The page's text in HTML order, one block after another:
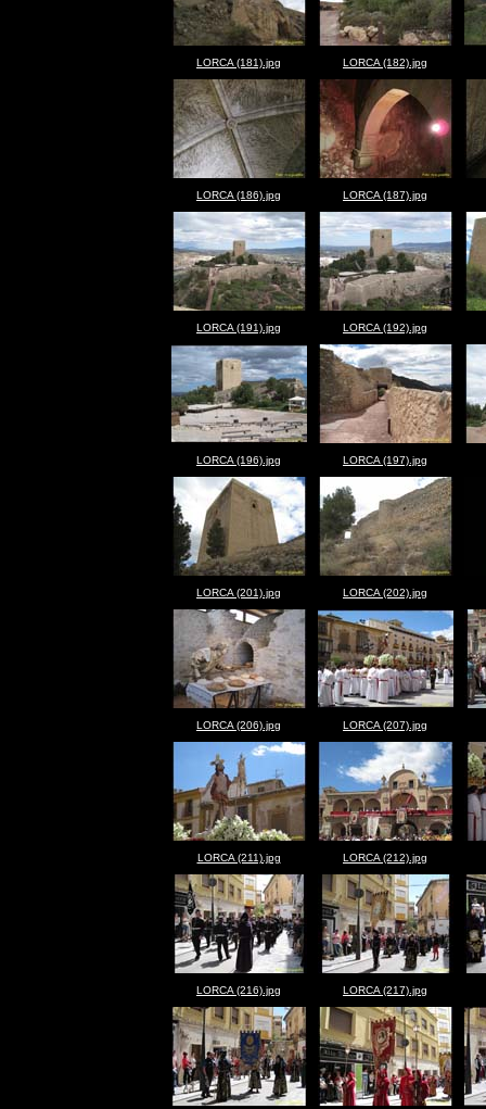
LORCA (181).jpg LORCA (182).jpg
LORCA (186).jpg LORCA (187).jpg
LORCA (191).jpg LORCA (192).jpg
LORCA (196).jpg LORCA (197).jpg
LORCA (201).jpg LORCA (202).jpg
LORCA (206).jpg LORCA (207).jpg
LORCA (211).jpg LORCA (212).jpg
LORCA (216).jpg LORCA (217).jpg